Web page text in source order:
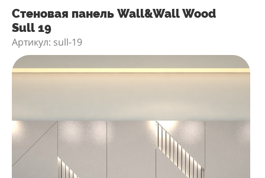
Стеновая панель Wall&Wall Wood
Sull 19
Артикул: sull-19